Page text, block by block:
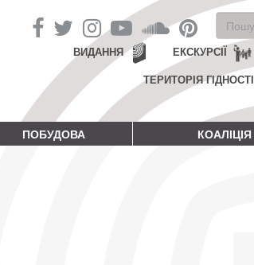
Пошук
ЕКСКУРСІЇ
ВИДАННЯ
ТЕРИТОРІЯ
ПОБУДОВА